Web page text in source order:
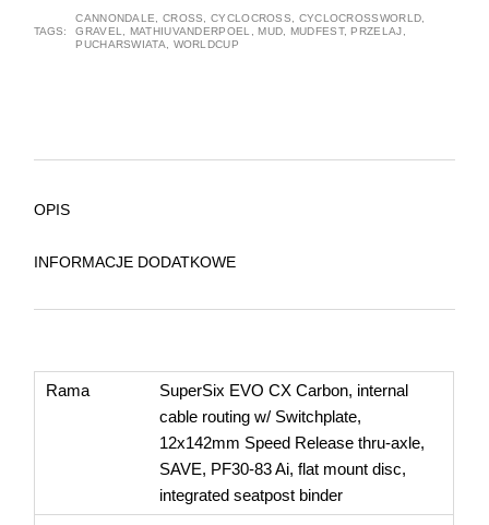
TAGS:
CANNONDALE CROSS ,CYCLOCROSS CYCLOCROSSWORLD
GRAVEL
MATHIUVANDERPOEL MUD MUDFEST, PRZELAJ
PUCHARSWIATA
WORLDCUP
OPIS
INFORMACJE DODATKOWE
Rama
SuperSix EVO CX Carbon, internal
cable routing w/ Switchplate,
12x142mm Speed Release thru-axle,
SAVE, PF30-83 Ai, flat mount disc,
integrated seatpost binder